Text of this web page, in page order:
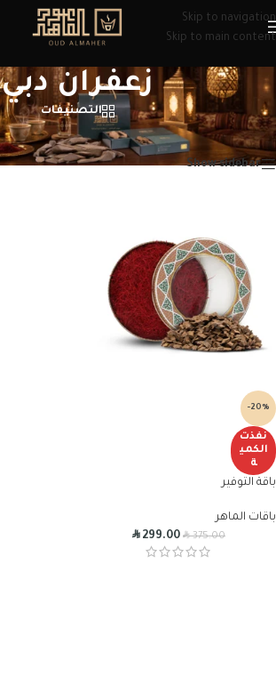
Skip to navigation
Skip to main content
زعفران دبي
التصنيفات
الرئيسية/منتجات تحت الوسم “زعفران دبي”
Show sidebar
-20%
نفذت
الكمي
ة
باقة التوفير
باقات الماهر
R375.00
R299.00